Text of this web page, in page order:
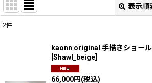
表示順
2件
kaonn original 手描きショー
Shawl_beige
66,000円(税込)